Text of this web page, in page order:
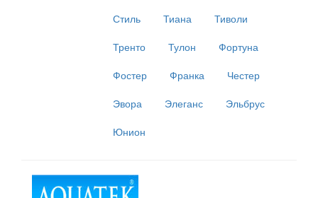
Стиль
Тиана
Тиволи
Тренто
Тулон
Фортуна
Фостер
Франка
Честер
Эвора
Элеганс
Эльбрус
Юнион